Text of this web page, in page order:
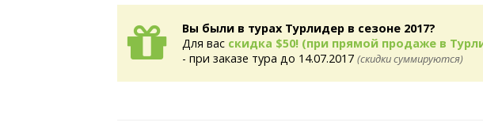
Вы были в турах Турлидер в сезоне 2017?
Для вас скидка $50! (при прямой продаже в
- при заказе тура до 14.07.2017(скидки суммируются)